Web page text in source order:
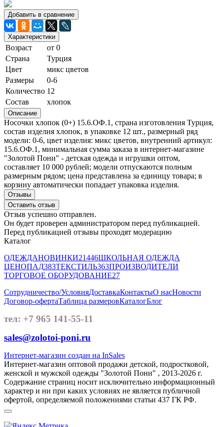
Добавить в сравнение
Характеристики
Возраст
от 0
Страна
Турция
Цвет
микс цветов
Размеры
0-6
Количество 12
Состав
хлопок
Описание
Носочки хлопок (0+) 15.6.ОФ.1, страна изготовления Турция,
состав изделия хлопок, в упаковке 12 шт., размерный ряд
модели: 0-6, цвет изделия: микс цветов, внутренний артикул:
15.6.ОФ.1, минимальная сумма заказа в интернет-магазине
"Золотой Пони" - детская одежда и игрушки оптом,
составляет 10 000 рублей; модели отпускаются полным
размерным рядом; цена представлена за единицу товара; в
корзину автоматически попадает упаковка изделия.
Отзывы
Оставить отзыв
Отзыв успешно отправлен.
Он будет проверен администратором перед публикацией.
Перед публикацией отзывы проходят модерацию
Каталог
ОДЕЖДАНОВИНКИ21446ШКОЛЬНАЯ ОДЕЖДА
ЦЕНОПАД383ТЕКСТИЛЬ363ПРОИЗВОДИТЕЛИ
ТОРГОВОЕ ОБОРУДОВАНИЕ27
Сотрудничество/УсловияДоставкаКонтактыО насНовости
Договор-офертаТаблица размеровКаталогБлог
тел: +7 965 141-55-11
sales@zolotoi-poni.ru
Интернет-магазин создан на InSales
Интернет-магазин оптовой продажи детской, подростковой,
женской и мужской одежды "Золотой Пони" , 2013-2026 г.
Содержание страниц носит исключительно информационный
характер и ни при каких условиях не является публичной
офертой, определяемой положениями статьи 437 ГК РФ.